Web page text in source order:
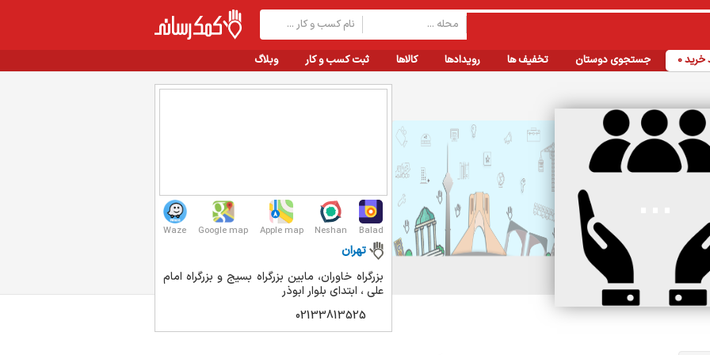
وبلاگ ثبت کسب و کار کالاها رویدادها تخفیف ها جستجوی دوستان خرید0
Balad
Neshan
Apple map
Google map
Waze
تهران
بزرگراه خاوران، مابین بزرگراه بسیج و بزرگراه امام
علی ، ابتدای بلوار ابوذر
02133813525